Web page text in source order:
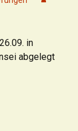
in
abgelegt